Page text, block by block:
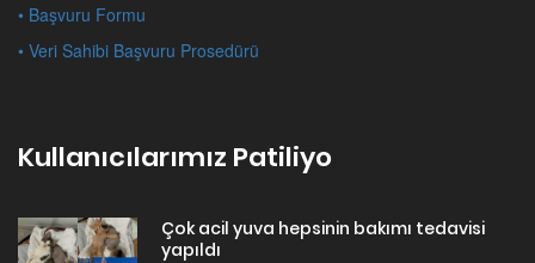
• Başvuru Formu
• Veri Sahibi Başvuru Prosedürü
Kullanıcılarımız Patiliyo
Çok acil yuva hepsinin bakımı tedavisi
yapıldı